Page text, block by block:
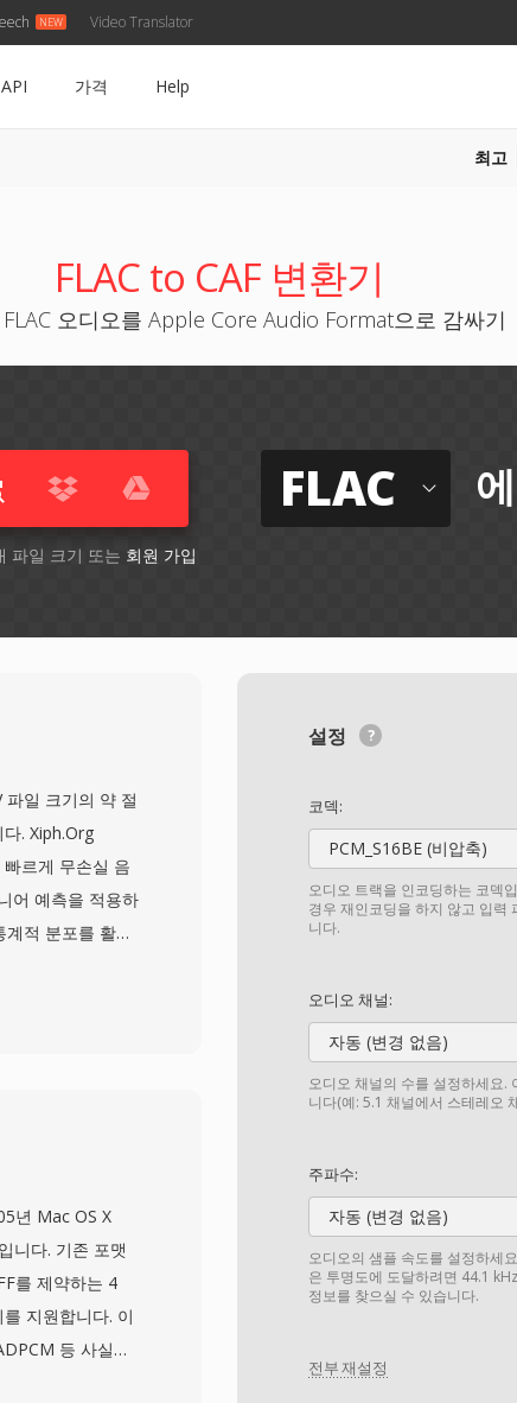
Video Translator
API 가격 Help
최고
FLAC to CAF 변환기
오디오를 Apple Core Audio Format으로 감싸기
파일 크기 또는 회원 가입
FLAC 에
설정
코덱:
PCM_S16BE (비압축)
오디오 트랙을 인코딩하는 코덱
경우 재인코딩을 하지 않고 입력
니다.
오디오 채널:
자동 (변경 없음)
오디오 채널의 수를 설정하세요.
니다(예: 5.1 채널에서 스테레오
주파수:
자동 (변경 없음)
오디오의 샘플 속도를 설정하세
은 투명도에 도달하려면 44.1
정보를 찾으실 수 있습니다.
전부 재설정
일 크기의 약 절
. Xiph.Org
르게 무손실 음
어 예측을 적용하
적 분포를 활용
이터를 버리지
신뢰를 보여줍니
코멘트와 앨범 아
이브러리를 정리
열티가 없어 개
년 Mac OS X
니다. 기존 포맷
를 제약하는 4
지원합니다. 이
등 사실상
키텍처로 채널